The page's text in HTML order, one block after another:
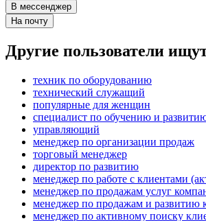
В мессенджер
На почту
Другие пользователи
техник по оборудованию
технический служащий
популярные для женщин
специалист по обучению и
управляющий
менеджер по организации продаж
торговый менеджер
директор по развитию
менеджер по работе с клиентами
менеджер по продажам услуг
менеджер по продажам и развитию
менеджер по активному поиску